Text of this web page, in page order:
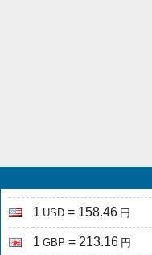
1 USD = 158.46 円
1 GBP = 213.16 円